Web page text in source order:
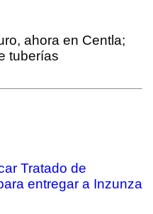
ahora en Centla;
tuberías
Tratado de
entregar a Inzunza